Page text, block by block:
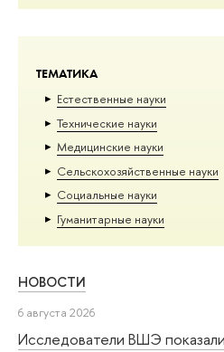
ТЕМАТИКА
Естественные науки
Тех­ничес­кие науки
Медицинские науки
Сельскохозяйственные науки
Социальные науки
Гуманитарные науки
НОВОСТИ
6 августа 2026
Исследователи ВШЭ